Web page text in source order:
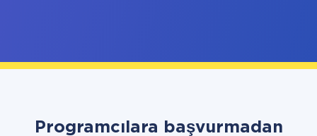
Programcılara başvurmadan